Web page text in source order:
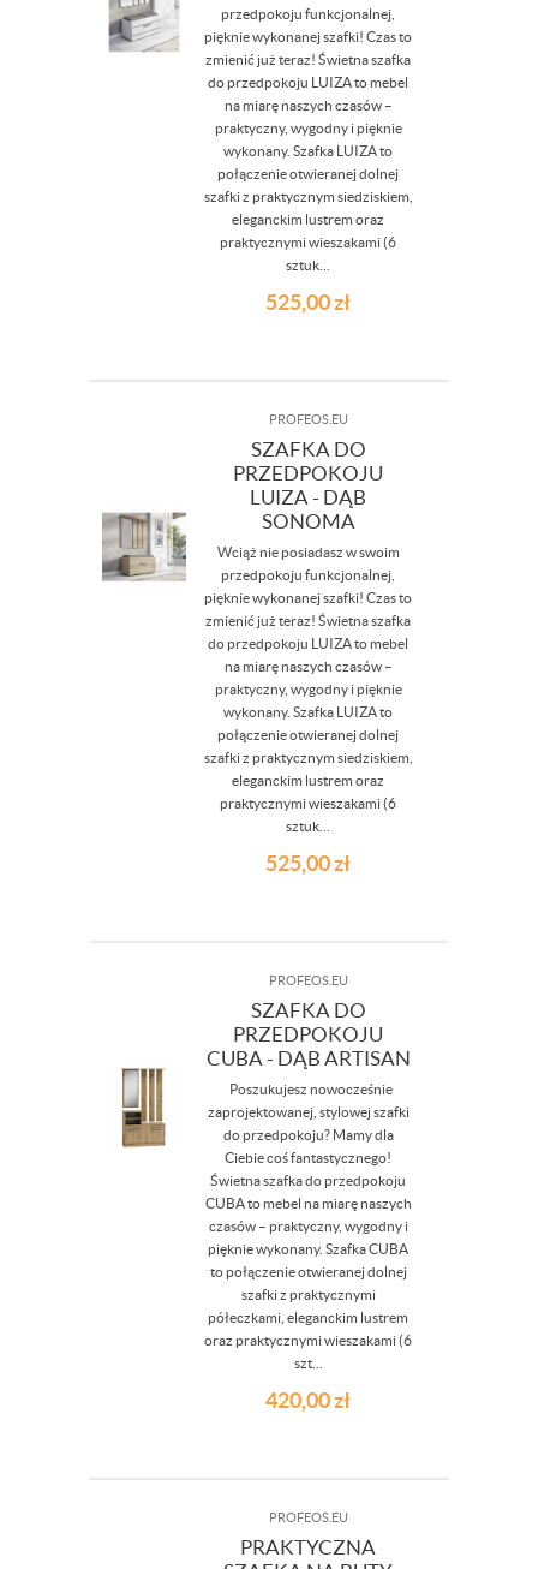
przedpokoju funkcjonalnej,
pięknie wykonanej szafki! Czas to
zmienić już teraz! Świetna szafka
do przedpokoju LUIZA to mebel
na miarę naszych czasów –
praktyczny, wygodny i pięknie
wykonany. Szafka LUIZA to
połączenie otwieranej dolnej
szafki z praktycznym siedziskiem,
eleganckim lustrem oraz
praktycznymi wieszakami (6
sztuk...
525,00zł
PROFEOS.EU
SZAFKA DO
PRZEDPOKOJU
LUIZA - DĄB
SONOMA
Wciąż nie posiadasz w swoim
przedpokoju funkcjonalnej,
pięknie wykonanej szafki! Czas to
zmienić już teraz! Świetna szafka
do przedpokoju LUIZA to mebel
na miarę naszych czasów –
praktyczny, wygodny i pięknie
wykonany. Szafka LUIZA to
połączenie otwieranej dolnej
szafki z praktycznym siedziskiem,
eleganckim lustrem oraz
praktycznymi wieszakami (6
sztuk...
525,00zł
PROFEOS.EU
SZAFKA DO
PRZEDPOKOJU
CUBA - DĄB ARTISAN
Poszukujesz nowocześnie
zaprojektowanej, stylowej szafki
do przedpokoju? Mamy dla
Ciebie coś fantastycznego!
Świetna szafka do przedpokoju
CUBA to mebel na miarę naszych
czasów – praktyczny, wygodny i
pięknie wykonany. Szafka CUBA
to połączenie otwieranej dolnej
szafki z praktycznymi
półeczkami, eleganckim lustrem
oraz praktycznymi wieszakami (6
szt...
420,00zł
PROFEOS.EU
PRAKTYCZNA